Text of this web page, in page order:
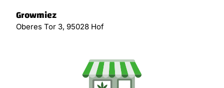
Growmiez
Oberes Tor 3, 95028 Hof